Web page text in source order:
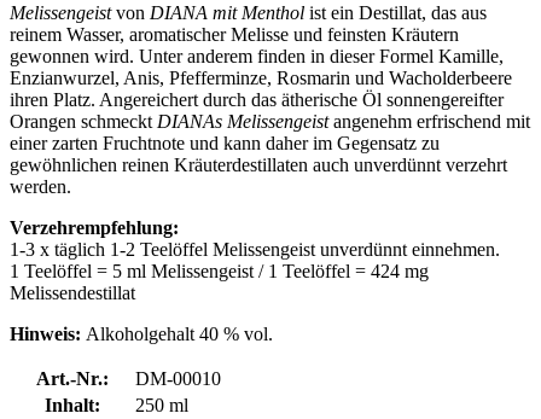
Melissengeistvon DIANA mit Menthol ist ein Destillat, das aus
reinem Wasser, aromatischer Melisse und feinsten Kräutern
gewonnen wird. Unter anderem finden in dieser Formel Kamille,
Enzianwurzel, Anis, Pfefferminze, Rosmarin und Wacholderbeere
ihren Platz. Angereichert durch das ätherische Öl sonnengereifter
Orangen schmeckt DIANAs Melissengeistangenehm erfrischend mit
einer zarten Fruchtnote und kann daher im Gegensatz zu
gewöhnlichen reinen Kräuterdestillaten auch unverdünnt verzehrt
werden.
Verzehrempfehlung:
1-3 x täglich ​​​​​​1-2 Teelöffel Melissengeist unverdünnt einnehmen.
1 Teelöffel = 5 ml Melissengeist / 1 Teelöffel = 424 mg
Melissendestillat
Hinweis: Alkoholgehalt 40 % vol.
Art.-Nr.:
DM-00010
Inhalt:
250 ml